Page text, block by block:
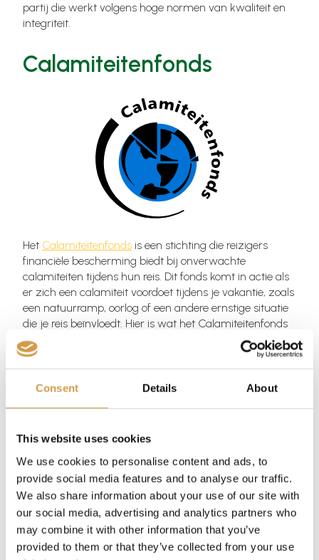
Consent Details About
This website uses cookies
We use cookies to personalise content and ads, to
provide social media features and to analyse our traffic.
We also share information about your use of our site with
our social media, advertising and analytics partners who
may combine it with other information that you’ve
provided to them or that they’ve collected from your use
partij die werkt volgens hoge normen van kwaliteit en
integriteit.
Calamiteitenfonds
Het Calamiteitenfonds is een stichting die reizigers
financiële bescherming biedt bij onverwachte
calamiteiten tijdens hun reis. Dit fonds komt in actie als
er zich een calamiteit voordoet tijdens je vakantie, zoals
een natuurramp, oorlog of een andere ernstige situatie
die je reis beïnvloedt. Hier is wat het Calamiteitenfonds
voor jou als reiziger doet
Vergoeding van niet-genoten reisdagen: Als je reis door
een calamiteit voortijdig moet worden afgebroken,
genoten reisdagen. Dit betekent dat je geld terugkrijgt
van de geboekte accommodatie, excursies, etc.
Vergoeding van noodzakelijke extra kosten: Als je door
een calamiteit onverwachte extra kosten moet maken,
bijvoorbeeld voor een langer verblijf of een andere
terugreis, kan het Calamiteitenfonds deze kosten
vergoeden. Dit geldt alleen als de extra kosten
onvermijdelijk en noodzakelijk zijn vanwege de